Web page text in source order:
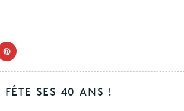
SES 40 ANS !